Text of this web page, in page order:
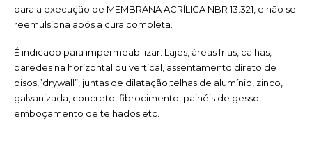
para a execução de MEMBRANA ACRÍLICA NBR 13.321, e não se
reemulsiona após a cura completa.
É indicado para impermeabilizar: Lajes, áreas frias, calhas,
paredes na horizontal ou vertical, assentamento direto de
pisos,”drywall”, juntas de dilatação,telhas de alumínio, zinco,
galvanizada, concreto, fibrocimento, painéis de gesso,
emboçamento de telhados etc.